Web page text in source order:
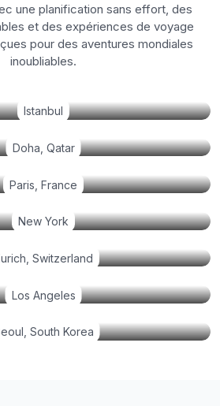
une planification sans effort, des
et des expériences de voyage
pour des aventures mondiales
inoubliables.
Istanbul
Doha, Qatar
Paris, France
New York
Switzerland
Los Angeles
South Korea